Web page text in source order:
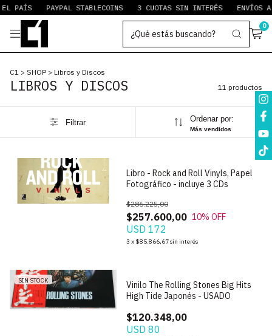
PAÍS PAYPAL STABLECOINS 3 CUOTAS SIN INTERÉS ENVÍOS A
0
C1 > SHOP > Libros y Discos
LIBROS Y DISCOS 11 productos
Filtrar Ordenar por:
Más vendidos
Libro - Rock and Roll Vinyls, Papel
Fotográfico - incluye 3 CDs
$257.600,00
$286.225,00
10% OFF
USD 172
3 x $85.866,67sin interés
SIN STOCK
Vinilo The Rolling Stones Big Hits
High Tide Japonés - USADO
$120.348,00
USD 80